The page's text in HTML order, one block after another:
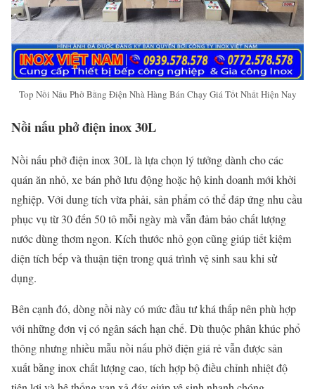
Top Nồi Nấu Phở Bằng Điện Nhà Hàng Bán Chạy Giá Tốt Nhất Hiện Nay
Nồi nấu phở điện inox 30L
Nồi nấu phở điện inox 30L là lựa chọn lý tưởng dành cho các
quán ăn nhỏ, xe bán phở lưu động hoặc hộ kinh doanh mới khởi
nghiệp. Với dung tích vừa phải, sản phẩm có thể đáp ứng nhu cầu
phục vụ từ 30 đến 50 tô mỗi ngày mà vẫn đảm bảo chất lượng
nước dùng thơm ngon. Kích thước nhỏ gọn cũng giúp tiết kiệm
diện tích bếp và thuận tiện trong quá trình vệ sinh sau khi sử
dụng.
Bên cạnh đó, dòng nồi này có mức đầu tư khá thấp nên phù hợp
với những đơn vị có ngân sách hạn chế. Dù thuộc phân khúc phổ
thông nhưng nhiều mẫu nồi nấu phở điện giá rẻ vẫn được sản
xuất bằng inox chất lượng cao, tích hợp bộ điều chỉnh nhiệt độ